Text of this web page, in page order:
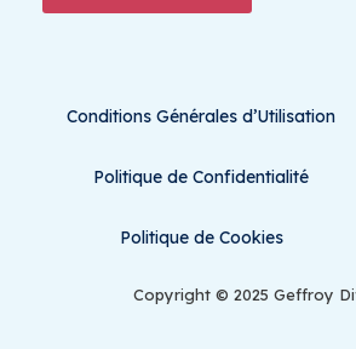
Conditions Générales d’Utilisation
Politique de Confidentialité
Politique de Cookies
Copyright © 2025 Geffroy